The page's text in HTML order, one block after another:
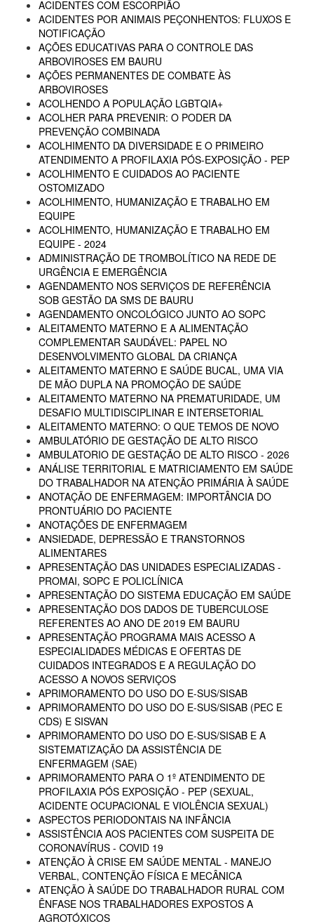
ACIDENTES COM ESCORPIÃO
ACIDENTES POR ANIMAIS PEÇONHENTOS: FLUXOS E
NOTIFICAÇÃO
AÇÕES EDUCATIVAS PARA O CONTROLE DAS
ARBOVIROSES EM BAURU
AÇÕES PERMANENTES DE COMBATE ÀS
ARBOVIROSES
ACOLHENDO A POPULAÇÃO LGBTQIA+
ACOLHER PARA PREVENIR: O PODER DA
PREVENÇÃO COMBINADA
ACOLHIMENTO DA DIVERSIDADE E O PRIMEIRO
ATENDIMENTO A PROFILAXIA PÓS-EXPOSIÇÃO - PEP
ACOLHIMENTO E CUIDADOS AO PACIENTE
OSTOMIZADO
ACOLHIMENTO, HUMANIZAÇÃO E TRABALHO EM
EQUIPE
ACOLHIMENTO, HUMANIZAÇÃO E TRABALHO EM
EQUIPE - 2024
ADMINISTRAÇÃO DE TROMBOLÍTICO NA REDE DE
URGÊNCIA E EMERGÊNCIA
AGENDAMENTO NOS SERVIÇOS DE REFERÊNCIA
SOB GESTÃO DA SMS DE BAURU
AGENDAMENTO ONCOLÓGICO JUNTO AO SOPC
ALEITAMENTO MATERNO E A ALIMENTAÇÃO
COMPLEMENTAR SAUDÁVEL: PAPEL NO
DESENVOLVIMENTO GLOBAL DA CRIANÇA
ALEITAMENTO MATERNO E SAÚDE BUCAL, UMA VIA
DE MÃO DUPLA NA PROMOÇÃO DE SAÚDE
ALEITAMENTO MATERNO NA PREMATURIDADE, UM
DESAFIO MULTIDISCIPLINAR E INTERSETORIAL
ALEITAMENTO MATERNO: O QUE TEMOS DE NOVO
AMBULATÓRIO DE GESTAÇÃO DE ALTO RISCO
AMBULATORIO DE GESTAÇÃO DE ALTO RISCO - 2026
ANÁLISE TERRITORIAL E MATRICIAMENTO EM SAÚDE
DO TRABALHADOR NA ATENÇÃO PRIMÁRIA À SAÚDE
ANOTAÇÃO DE ENFERMAGEM: IMPORTÂNCIA DO
PRONTUÁRIO DO PACIENTE
ANOTAÇÕES DE ENFERMAGEM
ANSIEDADE, DEPRESSÃO E TRANSTORNOS
ALIMENTARES
APRESENTAÇÃO DAS UNIDADES ESPECIALIZADAS -
PROMAI, SOPC E POLICLÍNICA
APRESENTAÇÃO DO SISTEMA EDUCAÇÃO EM SAÚDE
APRESENTAÇÃO DOS DADOS DE TUBERCULOSE
REFERENTES AO ANO DE 2019 EM BAURU
APRESENTAÇÃO PROGRAMA MAIS ACESSO A
ESPECIALIDADES MÉDICAS E OFERTAS DE
CUIDADOS INTEGRADOS E A REGULAÇÃO DO
ACESSO A NOVOS SERVIÇOS
APRIMORAMENTO DO USO DO E-SUS/SISAB
APRIMORAMENTO DO USO DO E-SUS/SISAB (PEC E
CDS) E SISVAN
APRIMORAMENTO DO USO DO E-SUS/SISAB E A
SISTEMATIZAÇÃO DA ASSISTÊNCIA DE
ENFERMAGEM (SAE)
APRIMORAMENTO PARA O 1º ATENDIMENTO DE
PROFILAXIA PÓS EXPOSIÇÃO - PEP (SEXUAL,
ACIDENTE OCUPACIONAL E VIOLÊNCIA SEXUAL)
ASPECTOS PERIODONTAIS NA INFÂNCIA
ASSISTÊNCIA AOS PACIENTES COM SUSPEITA DE
CORONAVÍRUS - COVID 19
ATENÇÃO À CRISE EM SAÚDE MENTAL - MANEJO
VERBAL, CONTENÇÃO FÍSICA E MECÂNICA
ATENÇÃO À SAÚDE DO TRABALHADOR RURAL COM
ÊNFASE NOS TRABALHADORES EXPOSTOS A
AGROTÓXICOS